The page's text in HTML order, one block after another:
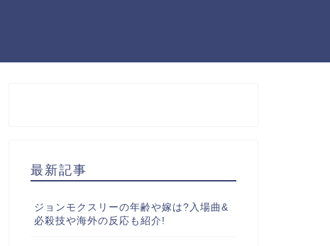
最新記事
ジョンモクスリーの年齢や嫁は?入場曲&
必殺技や海外の反応も紹介!